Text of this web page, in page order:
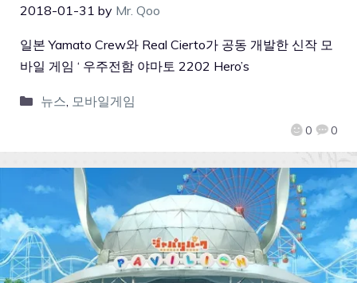
2018-01-31 by Mr. Qoo
0 0
일본 Yamato Crew와 Real Cierto가 공동 개발한 신작 모
바일 게임 ‘ 우주전함 야마토 2202 Hero’s
뉴스, 모바일게임